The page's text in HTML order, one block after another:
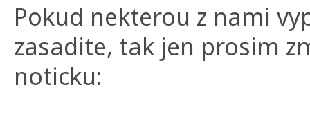
Pokud nekterou z nami
zasadite, tak jen prosim
noticku: